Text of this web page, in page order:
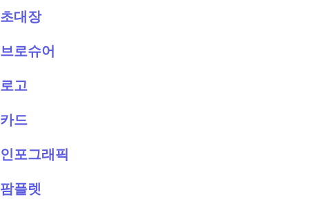
초대장
브로슈어
로고
카드
인포그래픽
팜플렛